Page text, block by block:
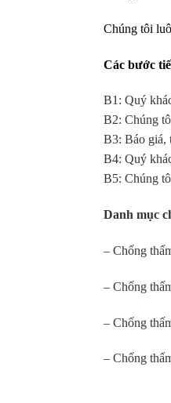
Chúng tôi
Các bước
B1: Quý
B2: Chúng
B3: Báo giá,
B4: Quý
B5: Chúng
Danh mục
– Chống
– Chống
– Chống
– Chống